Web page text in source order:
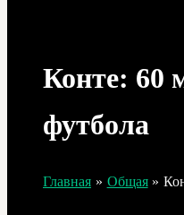
Конте: 60
футбола
Главная Общая